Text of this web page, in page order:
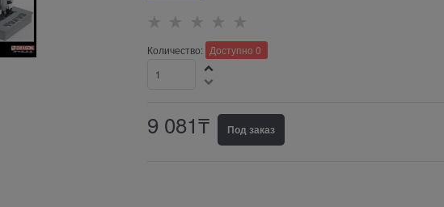
Количество: Доступно 0
9 081₸ Под заказ